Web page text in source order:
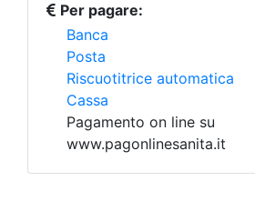
Per pagare:
Banca
Posta
Riscuotitrice automatica
Cassa
Pagamento on line su
www.pagonlinesanita.it